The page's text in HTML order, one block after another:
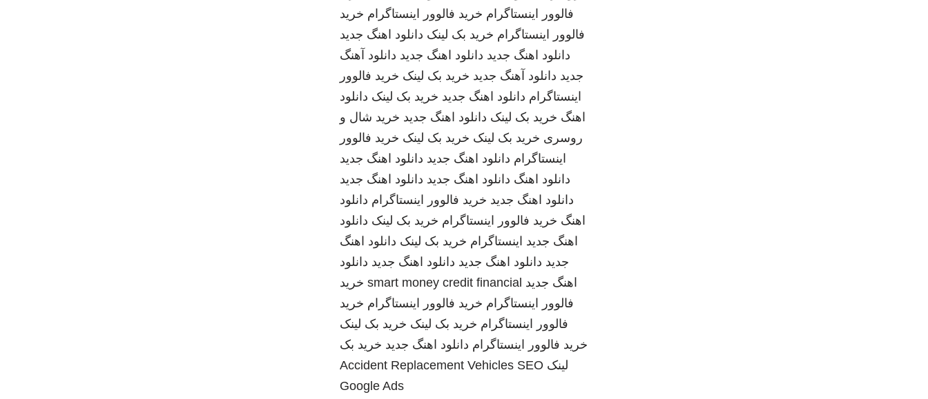
فالوور اینستاگرام خرید فالوور اینستاگرام خرید
فالوور اینستاگرام خرید بک لینک دانلود اهنگ جدید
دانلود اهنگ جدید دانلود اهنگ جدید دانلود آهنگ
جدید دانلود آهنگ جدید خرید بک لینک خرید فالوور
اینستاگرام دانلود اهنگ جدید خرید بک لینک دانلود
اهنگ خرید بک لینک دانلود اهنگ جدید خرید شال و
روسری خرید بک لینک خرید بک لینک خرید فالوور
اینستاگرام دانلود اهنگ جدید دانلود اهنگ جدید
دانلود اهنگ دانلود اهنگ جدید دانلود اهنگ جدید
دانلود اهنگ جدید خرید فالوور اینستاگرام دانلود
اهنگ خرید فالوور اینستاگرام خرید بک لینک دانلود
اهنگ جدید اینستاگرام خرید بک لینک دانلود اهنگ
جدید دانلود اهنگ جدید دانلود اهنگ جدید دانلود
اهنگ جدید smart money credit financial خرید
فالوور اینستاگرام خرید فالوور اینستاگرام خرید
فالوور اینستاگرام خرید بک لینک خرید بک لینک
خرید فالوور اینستاگرام دانلود اهنگ جدید خرید بک
لینک
Accident Replacement Vehicles SEO
Google Ads